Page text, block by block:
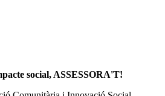
social, ASSESSORA'T!